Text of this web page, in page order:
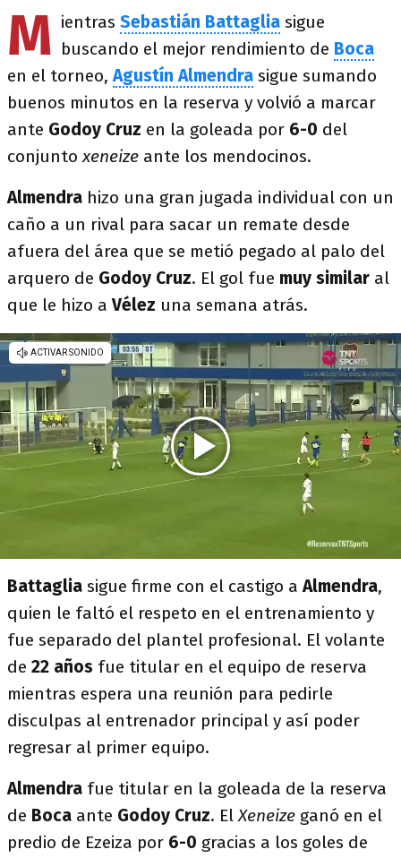
M ientras Sebastián Battaglia sigue
buscando el mejor rendimiento de Boca
en el torneo, Agustín Almendra sigue sumando
buenos minutos en la reserva y volvió a marcar
ante Godoy Cruz en la goleada por 6-0 del
conjuntoxeneize ante los mendocinos.
Almendra hizo una gran jugada individual con un
caño a un rival para sacar un remate desde
afuera del área que se metió pegado al palo del
arquero de Godoy Cruz. El gol fue muy similar al
que le hizo aVélez una semana atrás.
Battaglia sigue firme con el castigo aAlmendra,
quien le faltó el respeto en el entrenamiento y
fue separado del plantel profesional. El volante
de 22 años fue titular en el equipo de reserva
mientras espera una reunión para pedirle
disculpas al entrenador principal y así poder
regresar al primer equipo.
Almendra fue titular en la goleada de la reserva
de Boca ante Godoy Cruz. ElXeneize ganó en el
predio de Ezeiza por 6-0 gracias a los goles de